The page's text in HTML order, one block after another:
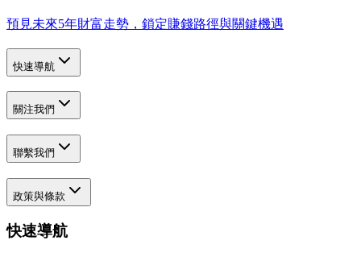
預見未來5年財富走勢，鎖定賺錢路徑與關鍵機遇
快速導航
關注我們
聯繫我們
政策與條款
快速導航